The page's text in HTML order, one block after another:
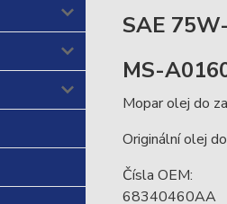
SAE
MS-
Mopar olej do
Originální olej
Čísla OEM:
68340460AA